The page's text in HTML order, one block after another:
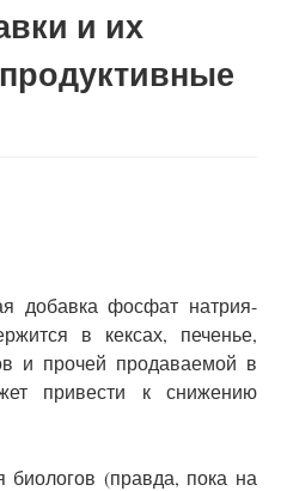
и их
добавка фосфат натрия-
в кексах, печенье,
и прочей продаваемой в
привести к снижению
биологов (правда, пока на